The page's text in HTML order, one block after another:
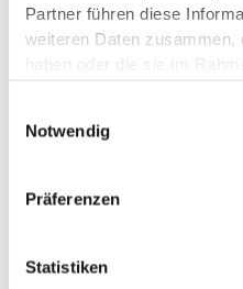
Partner führen diese
weiteren Daten zusammen,
haben oder die sie im
Notwendig
Präferenzen
Statistiken
produzieren.
Formhaltigkeit : Die in der
Aushärten aus. Dies führt
geringen Toleranzen.
: Die
hinsichtlich ihrer
Verfahren. Durch das